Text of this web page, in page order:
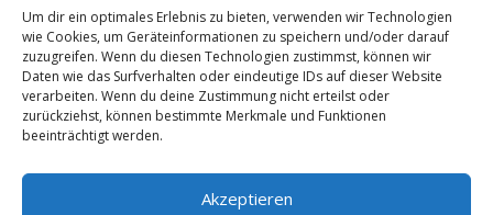
Um dir ein optimales Erlebnis zu bieten, verwenden wir Technologien
wie Cookies, um Geräteinformationen zu speichern und/oder darauf
zuzugreifen. Wenn du diesen Technologien zustimmst, können wir
Daten wie das Surfverhalten oder eindeutige IDs auf dieser Website
verarbeiten. Wenn du deine Zustimmung nicht erteilst oder
zurückziehst, können bestimmte Merkmale und Funktionen
beeinträchtigt werden.
Akzeptieren
VORHERIGER ARTIKEL
Monteurzimmer
Nienburg
Messezimmer –
Mehr als 46 aktive
Messebesucher.
NÄCHSTER ARTIKEL
Monteurzimmer
Niesky
Messezimmer –
überzeugte
Montagearbeiter.